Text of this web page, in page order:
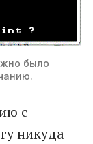
было
с
никуда